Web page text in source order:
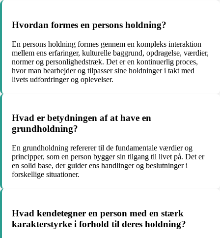
Hvordan formes en persons holdning?
En persons holdning formes gennem en kompleks interaktion
mellem ens erfaringer, kulturelle baggrund, opdragelse, værdier,
normer og personlighedstræk. Det er en kontinuerlig proces,
hvor man bearbejder og tilpasser sine holdninger i takt med
livets udfordringer og oplevelser.
Hvad er betydningen af at have en
grundholdning?
En grundholdning refererer til de fundamentale værdier og
principper, som en person bygger sin tilgang til livet på. Det er
en solid base, der guider ens handlinger og beslutninger i
forskellige situationer.
Hvad kendetegner en person med en stærk
karakterstyrke i forhold til deres holdning?